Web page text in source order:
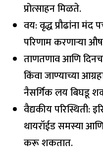
प्रोत्साहन मिळते.
वय: वृद्ध प्रौढांना
परिणाम करणाऱ्या
ताणतणाव आणि
किंवा जाण्याच्या
नैसर्गिक लय बिघडू
वैद्यकीय परिस्थिती:
थायरॉईड समस्या
करू शकतात.